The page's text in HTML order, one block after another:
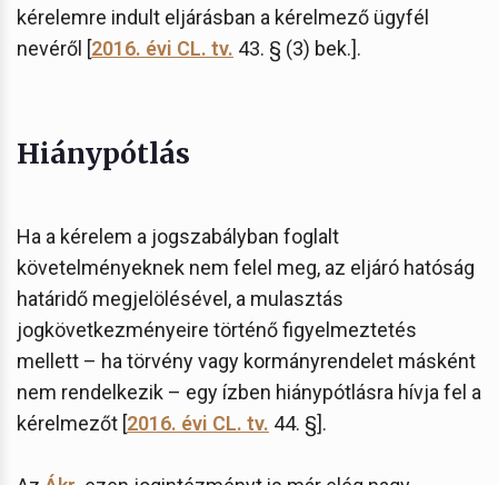
kérelemre indult eljárásban a kérelmező ügyfél
nevéről [2016. évi CL. tv. 43. § (3) bek.].
Hiánypótlás
Ha a kérelem a jogszabályban foglalt
követelményeknek nem felel meg, az eljáró hatóság
határidő megjelölésével, a mulasztás
jogkövetkezményeire történő figyelmeztetés
mellett – ha törvény vagy kormányrendelet másként
nem rendelkezik – egy ízben hiánypótlásra hívja fel a
kérelmezőt [2016. évi CL. tv. 44. §].